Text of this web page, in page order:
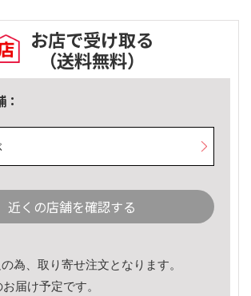
お店で受け取る
（送料無料）
近くの店舗を確認する
為、取り寄せ注文となります。
届け予定です。